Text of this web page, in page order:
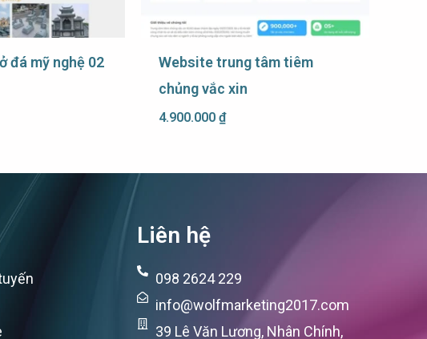
đá mỹ nghệ 02
Website trung tâm tiêm
chủng vắc xin
4.900.000 ₫
Liên hệ
098 2624 229
info@wolfmarketing2017.com
39 Lê Văn Lương, Nhân Chính,